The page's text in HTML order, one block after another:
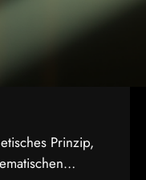
Prinzip,